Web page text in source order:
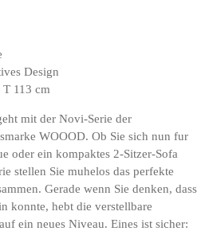
Design
113 cm
mit der Novi-Serie der
WOOOD. Ob Sie sich nun fur
oder ein kompaktes 2-Sitzer-Sofa
stellen Sie muhelos das perfekte
Gerade wenn Sie denken, dass
konnte, hebt die verstellbare
ein neues Niveau. Eines ist sicher: